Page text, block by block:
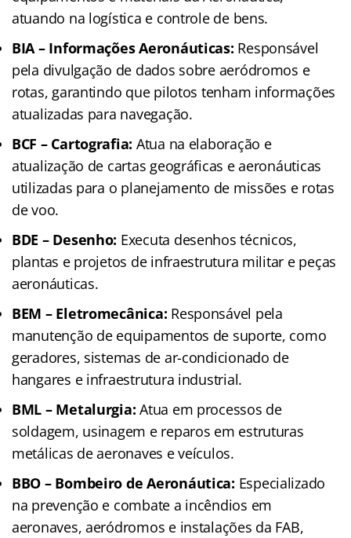
atuando na logística e controle de bens.
BIA – Informações Aeronáuticas: Responsável
pela divulgação de dados sobre aeródromos e
rotas, garantindo que pilotos tenham informações
atualizadas para navegação.
BCF – Cartografia: Atua na elaboração e
atualização de cartas geográficas e aeronáuticas
utilizadas para o planejamento de missões e rotas
de voo.
BDE – Desenho: Executa desenhos técnicos,
plantas e projetos de infraestrutura militar e peças
aeronáuticas.
BEM – Eletromecânica: Responsável pela
manutenção de equipamentos de suporte, como
geradores, sistemas de ar-condicionado de
hangares e infraestrutura industrial.
BML – Metalurgia: Atua em processos de
soldagem, usinagem e reparos em estruturas
metálicas de aeronaves e veículos.
BBO – Bombeiro de Aeronáutica: Especializado
na prevenção e combate a incêndios em
aeronaves, aeródromos e instalações da FAB,